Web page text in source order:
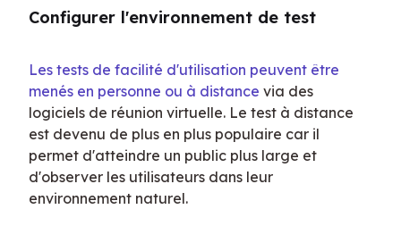
Configurer l'environnement de test
Les tests de facilité d'utilisation peuvent être
menés en personne ou à distance via des
logiciels de réunion virtuelle. Le test à distance
est devenu de plus en plus populaire car il
permet d'atteindre un public plus large et
d'observer les utilisateurs dans leur
environnement naturel.